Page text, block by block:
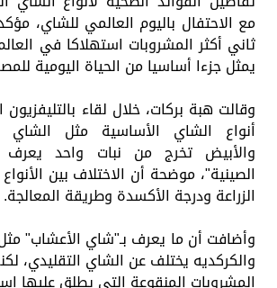
مع الاحتفال باليوم العالمي للشاي،
ثاني أكثر المشروبات استهلاكا في
يمثل جزءا أساسيا من الحياة اليومية
وقالت هبة بركات، خلال لقاء
أنواع الشاي الأساسية مثل الشاي
والأبيض تخرج من نبات واحد يعرف
الصينية"، موضحة أن الاختلاف بين
الزراعة ودرجة الأكسدة وطريقة المعالجة.
وأضافت أن ما يعرف بـ"شاي الأعشاب" مثل
والكركديه يختلف عن الشاي التقليدي،
المشروبات المنقوعة التي يطلق عليها